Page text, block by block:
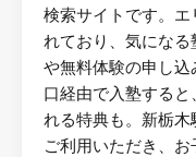
検索サイトです。エ
れており、気にな
や無料体験の申し
口経由で入塾する
れる特典も。新栃
ご利用いただき、